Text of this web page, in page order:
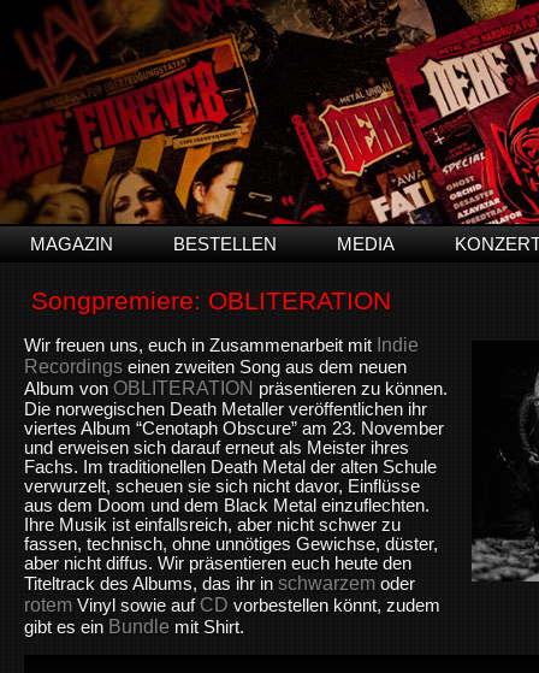
MAGAZIN BESTELLEN MEDIA
Songpremiere: OBLITERATION
Wir freuen uns, euch in Zusammenarbeit mit Indie
Recordings einen zweiten Song aus dem neuen
Album von OBLITERATION präsentieren zu können.
Die norwegischen Death Metaller veröffentlichen ihr
viertes Album “Cenotaph Obscure” am 23. November
und erweisen sich darauf erneut als Meister ihres
Fachs. Im traditionellen Death Metal der alten Schule
verwurzelt, scheuen sie sich nicht davor, Einflüsse
aus dem Doom und dem Black Metal einzuflechten.
Ihre Musik ist einfallsreich, aber nicht schwer zu
fassen, technisch, ohne unnötiges Gewichse, düster,
aber nicht diffus. Wir präsentieren euch heute den
Titeltrack des Albums, das ihr in schwarzem oder
rotem Vinyl sowie auf CD vorbestellen könnt, zudem
gibt es ein Bundle mit Shirt.